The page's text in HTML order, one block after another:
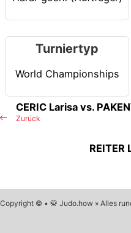
Turniertyp
World Championships
Zurück
CERIC Larisa vs.
REITER
Copyright © • 🥋 Judo.how » Alles